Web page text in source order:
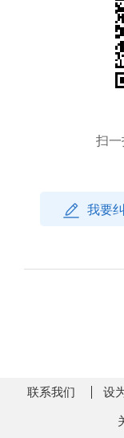
扫
我要
联系我们 设